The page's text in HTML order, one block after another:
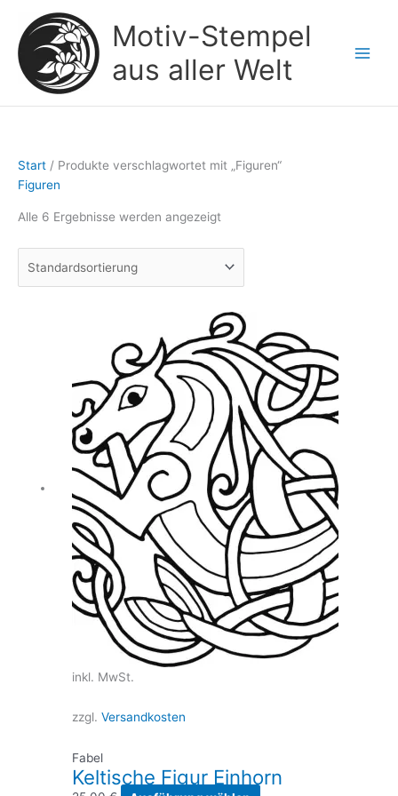
Inhalt
springen
Motiv-Stempel
aus aller Welt
Start / Produkte verschlagwortet mit „Figuren“
Figuren
Alle 6 Ergebnisse werden angezeigt
inkl. MwSt.
zzgl.Versandkosten
Fabel
Keltische Figur Einhorn